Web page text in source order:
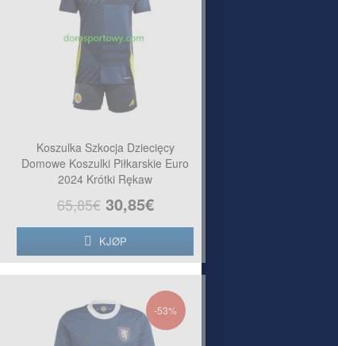
Koszulka Szkocja Dziecięcy
Domowe Koszulki Piłkarskie Euro
2024 Krótki Rękaw
65,85€ 30,85€
KJØP
-53%